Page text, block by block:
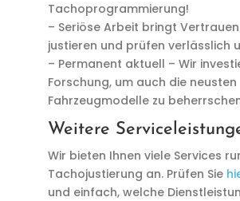
Tachoprogrammierung!
– Seriöse Arbeit bringt Vertrauen
justieren und prüfen verlässlich
– Permanent aktuell – Wir
Forschung, um auch die neusten
Fahrzeugmodelle zu
Weitere
Wir bieten Ihnen viele Services
Tachojustierung an. Prüfen Sie
und einfach, welche